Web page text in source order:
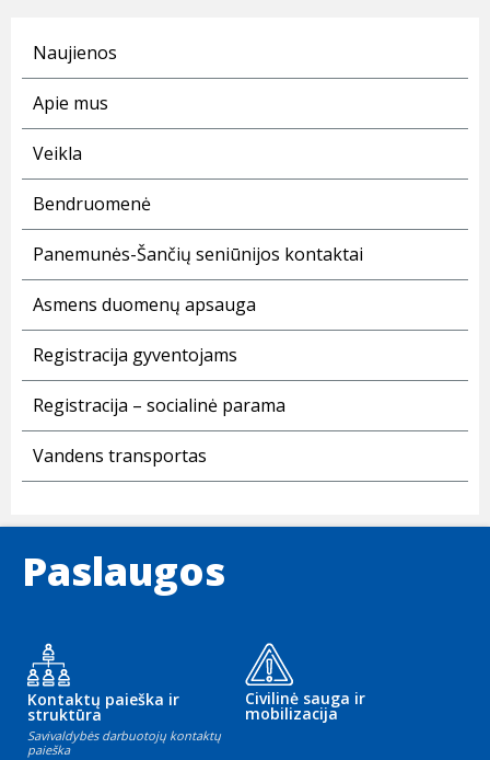
Naujienos
Apie mus
Veikla
Bendruomenė
Panemunės-Šančių seniūnijos kontaktai
Asmens duomenų apsauga
Registracija gyventojams
Registracija – socialinė parama
Vandens transportas
Paslaugos
Kontaktų paieška ir
struktūra
Savivaldybės darbuotojų kontaktų
paieška
Civilinė sauga ir
mobilizacija